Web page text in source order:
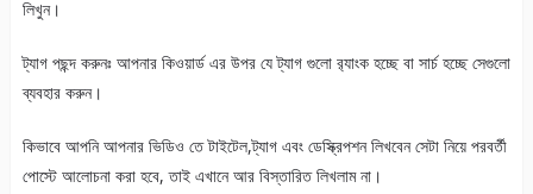
লিখুন।
ট্যাগ পছন্দ করুনঃ আপনার কিওয়ার্ড এর উপর যে ট্যাগ গুলো র‍্যাংক হচ্ছে বা সার্চ হচ্ছে সেগুলো
ব্যবহার করুন।
কিভাবে আপনি আপনার ভিডিও তে টাইটেল,ট্যাগ এবং ডেস্ক্রিপশন লিখবেন সেটা নিয়ে পরবর্তী
পোস্টে আলোচনা করা হবে, তাই এখানে আর বিস্তারিত লিখলাম না।